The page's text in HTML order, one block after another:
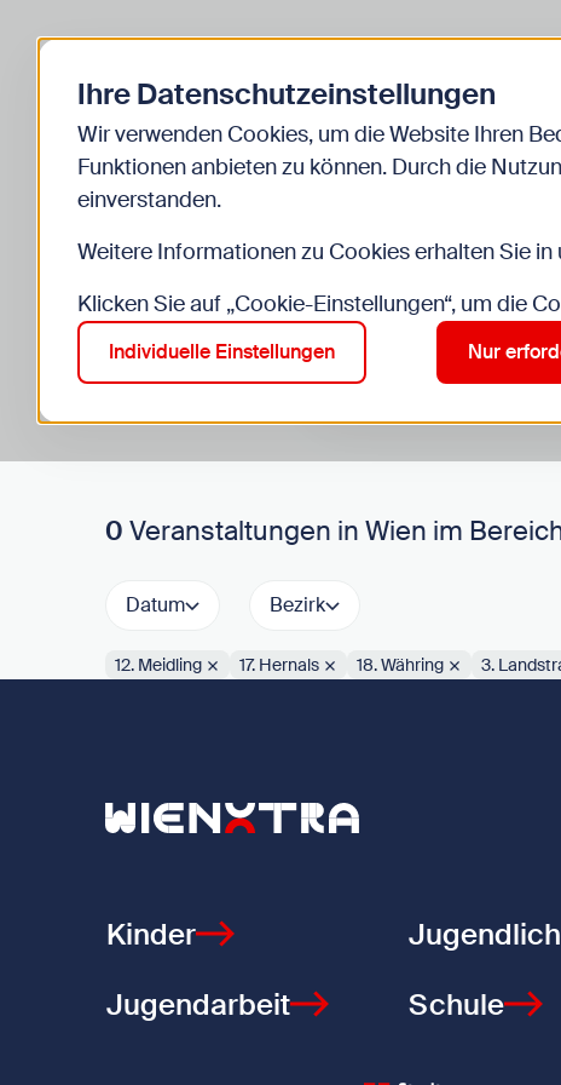
Start Kinder Veranstaltungen
Suche im Bereich “Kinder”
Suchen
0 Veranstaltungen in Wien im
Datum Bezirk
Aktive Filter:
12. Meidling 17. Hernals 18. Währing 3.
Zurück zur Startseite
Kinder
Jugendarbeit
Schule
Ihre Datenschutzeinstellungen
Wir verwenden Cookies, um die Website Ihren
Funktionen anbieten zu können. Durch die
einverstanden.
Weitere Informationen zu Cookies erhalten Sie in
Klicken Sie auf „Cookie-Einstellungen“, um die
Individuelle Einstellungen Nur